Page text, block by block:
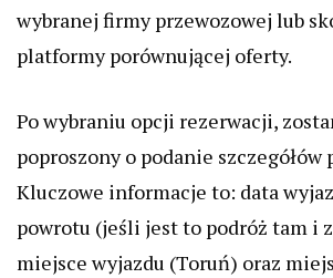
wybranej firmy przewozowej lub
platformy porównującej oferty.
Po wybraniu opcji rezerwacji,
poproszony o podanie szczegółów
Kluczowe informacje to: data
powrotu (jeśli jest to podróż tam i
miejsce wyjazdu (Toruń) oraz